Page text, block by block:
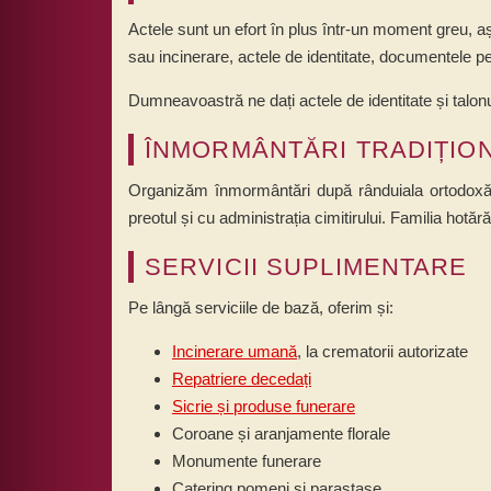
Actele sunt un efort în plus într-un moment greu,
sau incinerare, actele de identitate, documentele
Dumneavoastră ne dați actele de identitate și
ÎNMORMÂNTĂRI
Organizăm înmormântări după rânduiala
preotul și cu administrația cimitirului. Familia
SERVICII SUPLIMENTARE
Pe lângă serviciile de bază, oferim și:
Incinerare umană, la crematorii autorizate
Repatriere decedați
Sicrie și produse funerare
Coroane și aranjamente florale
Monumente funerare